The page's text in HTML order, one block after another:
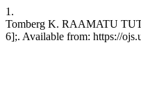
1.
Tomberg K. RAAMATU
6];. Available from: https://